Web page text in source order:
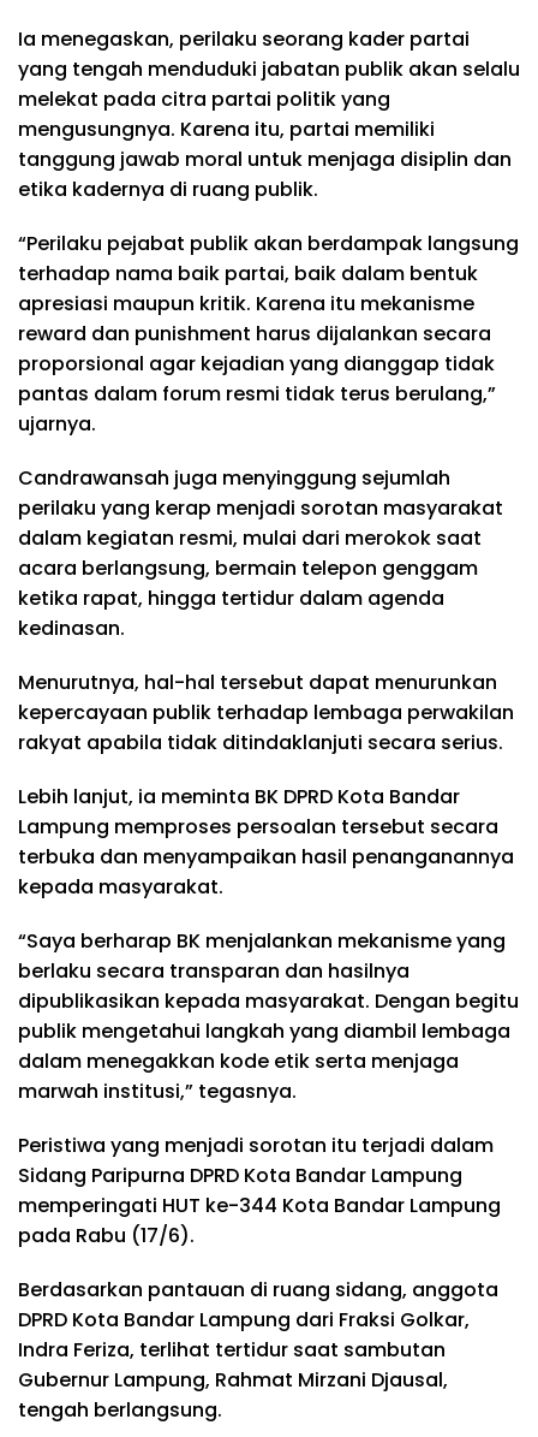
Ia menegaskan, perilaku seorang kader partai
yang tengah menduduki jabatan publik akan selalu
melekat pada citra partai politik yang
mengusungnya. Karena itu, partai memiliki
tanggung jawab moral untuk menjaga disiplin dan
etika kadernya di ruang publik.
“Perilaku pejabat publik akan berdampak langsung
terhadap nama baik partai, baik dalam bentuk
apresiasi maupun kritik. Karena itu mekanisme
reward dan punishment harus dijalankan secara
proporsional agar kejadian yang dianggap tidak
pantas dalam forum resmi tidak terus berulang,”
ujarnya.
Candrawansah juga menyinggung sejumlah
perilaku yang kerap menjadi sorotan masyarakat
dalam kegiatan resmi, mulai dari merokok saat
acara berlangsung, bermain telepon genggam
ketika rapat, hingga tertidur dalam agenda
kedinasan.
Menurutnya, hal-hal tersebut dapat menurunkan
kepercayaan publik terhadap lembaga perwakilan
rakyat apabila tidak ditindaklanjuti secara serius.
Lebih lanjut, ia meminta BK DPRD Kota Bandar
Lampung memproses persoalan tersebut secara
terbuka dan menyampaikan hasil penanganannya
kepada masyarakat.
“Saya berharap BK menjalankan mekanisme yang
berlaku secara transparan dan hasilnya
dipublikasikan kepada masyarakat. Dengan begitu
publik mengetahui langkah yang diambil lembaga
dalam menegakkan kode etik serta menjaga
marwah institusi,” tegasnya.
Peristiwa yang menjadi sorotan itu terjadi dalam
Sidang Paripurna DPRD Kota Bandar Lampung
memperingati HUT ke-344 Kota Bandar Lampung
pada Rabu (17/6).
Berdasarkan pantauan di ruang sidang, anggota
DPRD Kota Bandar Lampung dari Fraksi Golkar,
Indra Feriza, terlihat tertidur saat sambutan
Gubernur Lampung, Rahmat Mirzani Djausal,
tengah berlangsung.